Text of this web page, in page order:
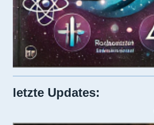
letzte Updates: